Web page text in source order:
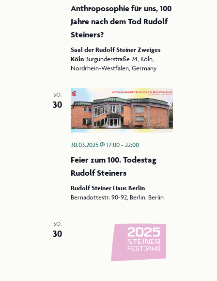
Anthroposophie für uns, 100
Jahre nach dem Tod Rudolf
Steiners?
Saal der Rudolf Steiner Zweiges
Köln Burgunderstraße 24, Köln,
Nordrhein-Westfalen, Germany
SO.
30
30.03.2025 @ 17:00-22:00
Feier zum 100. Todestag
Rudolf Steiners
Rudolf Steiner Haus Berlin
Bernadottestr. 90-92, Berlin, Berlin
SO.
30